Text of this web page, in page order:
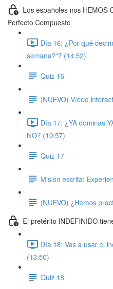
Los españoles nos HEMOS
Perfecto Compuesto
Día 16: ¿Por qué
semana?"? (14:52)
Quiz 16
(NUEVO) Vídeo
Día 17: ¿YA dominas
NO? (10:57)
Quiz 17
Misión escrita:
(NUEVO) ¿Hemos
El pretérito INDEFINIDO
Día 18: Vas a usar el
(13:50)
Quiz 18